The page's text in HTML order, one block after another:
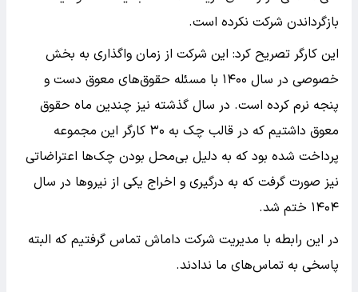
بازگرداندن شرکت نکرده است.
این کارگر تصریح کرد: این شرکت از زمان واگذاری به بخش
خصوصی در سال ۱۴۰۰ با مسئله حقوق‌های معوق دست و
پنجه نرم کرده است. در سال گذشته نیز چندین ماه حقوق
معوق داشتیم که در قالب چک به ۳۰ کارگر این مجموعه
پرداخت شده بود که به دلیل بی‌محل بودن چک‌ها اعتراضاتی
نیز صورت گرفت که به درگیری و اخراج یکی از نیروها در سال
۱۴۰۴ ختم شد.
در این رابطه با مدیریت شرکت داماش تماس گرفتیم که البته
پاسخی به تماس‌های ما ندادند.